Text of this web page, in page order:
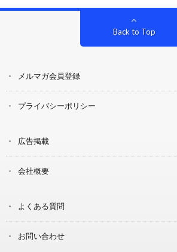
Back to Top
メルマガ会員登録
プライバシーポリシー
広告掲載
会社概要
よくある質問
お問い合わせ